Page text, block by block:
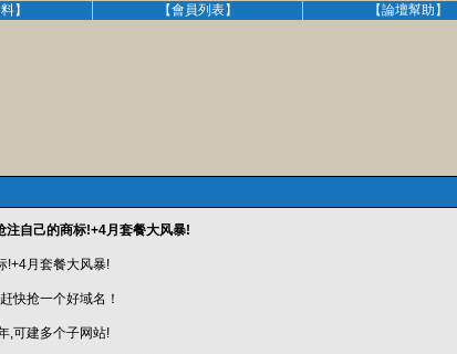
】 【會員列表】 【論壇幫助】
注自己的商标!+4月套餐大风暴!
!+4月套餐大风暴!
快抢一个好域名！
,可建多个子网站!